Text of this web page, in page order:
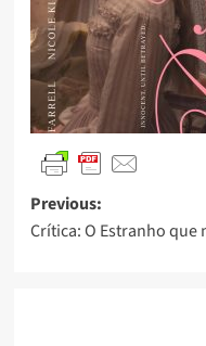
Previous:
Crítica: O Estranho que